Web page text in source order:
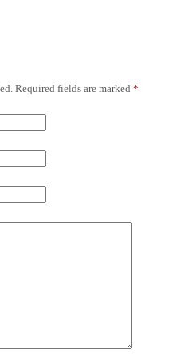
Required fields are marked *